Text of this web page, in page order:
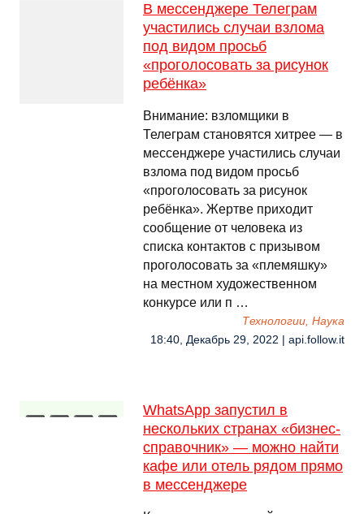
В мессенджере Телеграм
участились случаи взлома
под видом просьб
«проголосовать за рисунок
ребёнка»
Внимание: взломщики в
Телеграм становятся хитрее — в
мессенджере участились случаи
взлома под видом просьб
«проголосовать за рисунок
ребёнка». Жертве приходит
сообщение от человека из
списка контактов с призывом
проголосовать за «племяшку»
на местном художественном
конкурсе или п …
Технологии, Наука
18:40, Декабрь 29, 2022 | api.follow.it
WhatsApp запустил в
нескольких странах «бизнес-
справочник» — можно найти
кафе или отель рядом прямо
в мессенджере